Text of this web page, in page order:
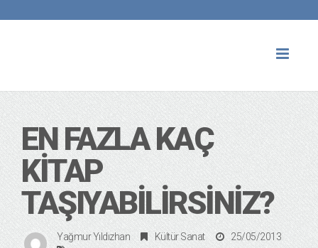
EN FAZLA KAÇ
KITAP
TAŞIYABILIRSINIZ?
Yağmur Yıldızhan Kültür Sanat 25/05/2013